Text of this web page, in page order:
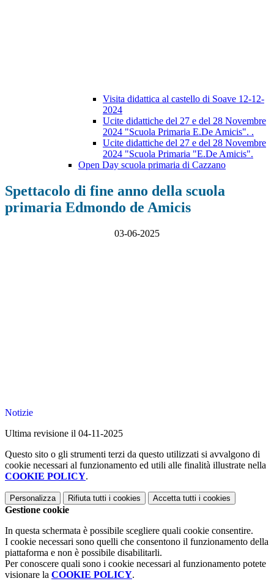
Visita didattica al castello di Soave 12-12-
2024
Ucite didattiche del 27 e del 28 Novembre
2024 "Scuola Primaria E.De Amicis". .
Ucite didattiche del 27 e del 28 Novembre
2024 "Scuola Primaria "E.De Amicis".
Open Day scuola primaria di Cazzano
Spettacolo di fine anno della scuola
primaria Edmondo de Amicis
03-06-2025
Notizie
Ultima revisione il 04-11-2025
Questo sito o gli strumenti terzi da questo utilizzati si avvalgono di
cookie necessari al funzionamento ed utili alle finalità illustrate nella
COOKIE POLICY.
Personalizza Rifiuta tutti i cookies Accetta tutti i cookies
Gestione cookie
In questa schermata è possibile scegliere quali cookie consentire.
I cookie necessari sono quelli che consentono il funzionamento della
piattaforma e non è possibile disabilitarli.
Per conoscere quali sono i cookie necessari al funzionamento potete
visionare la COOKIE POLICY.